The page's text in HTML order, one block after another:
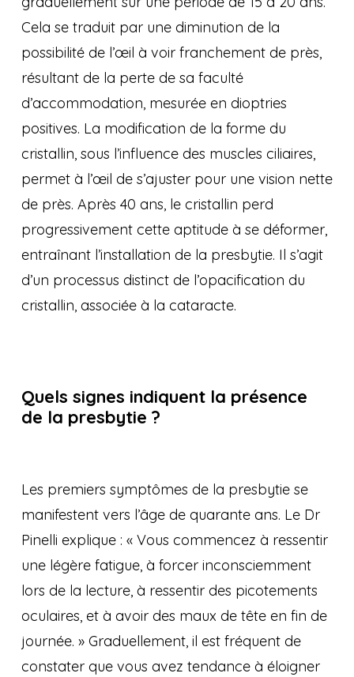
Cela se traduit par une diminution de la
possibilité de l’œil à voir franchement de près,
résultant de la perte de sa faculté
d’accommodation, mesurée en dioptries
positives. La modification de la forme du
cristallin, sous l’influence des muscles ciliaires,
permet à l’œil de s’ajuster pour une vision nette
de près. Après 40 ans, le cristallin perd
progressivement cette aptitude à se déformer,
entraînant l’installation de la presbytie. Il s’agit
d’un processus distinct de l’opacification du
cristallin, associée à la cataracte.
Quels signes indiquent la présence
de la presbytie ?
Les premiers symptômes de la presbytie se
manifestent vers l’âge de quarante ans. Le Dr
Pinelli explique : « Vous commencez à ressentir
une légère fatigue, à forcer inconsciemment
lors de la lecture, à ressentir des picotements
oculaires, et à avoir des maux de tête en fin de
journée. » Graduellement, il est fréquent de
constater que vous avez tendance à éloigner